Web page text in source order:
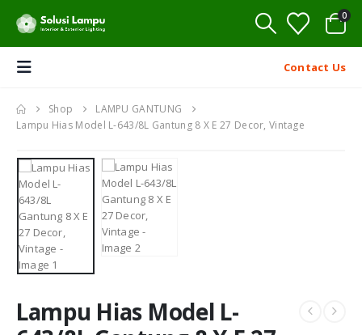
0
Contact Us
Shop
LAMPU GANTUNG
Lampu Hias Model L-643/8L Gantung 8 X E 27 Decor, Vintage
Lampu Hias Model L-